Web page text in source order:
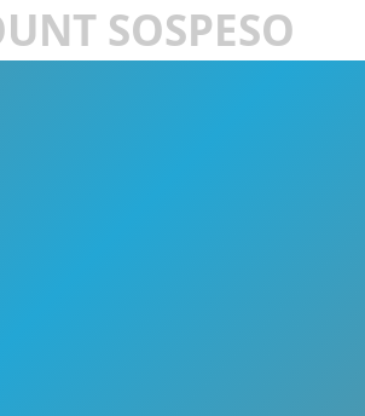
SOSPESO